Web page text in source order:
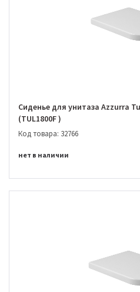
Сиденье для унитаза Azzurra
(TUL1800F )
Код товара: 32766
нет в наличии